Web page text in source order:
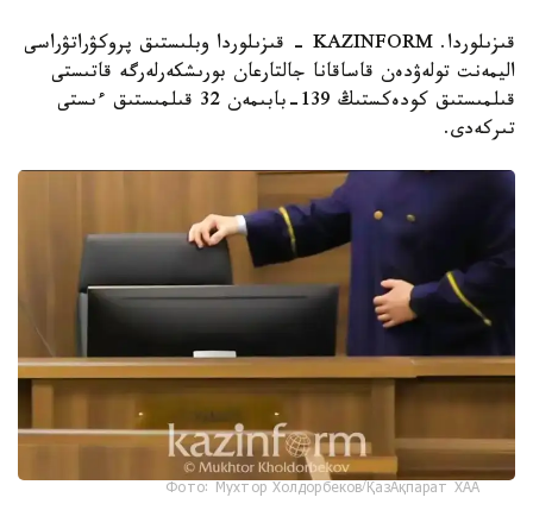
قىزىلوردا. KAZINFORM - قىزىلوردا وبلىستىق پروكۋراتۋراسى
اليمەنت تولەۋدەن قاساقانا جالتارعان بورىشكەرلەرگە قاتىستى
قىلمىستىق كودەكستىڭ 139-بابىمەن 32 قىلمىستىق ءىستى
تىركەدى.
Фото: Мухтор Холдорбеков/ҚазАқпарат ХАА